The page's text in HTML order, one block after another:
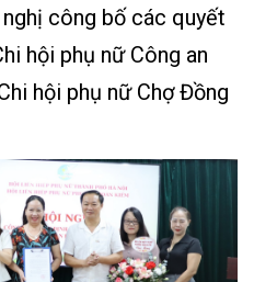
công bố các quyết
hội phụ nữ Công an
hội phụ nữ Chợ Đồng